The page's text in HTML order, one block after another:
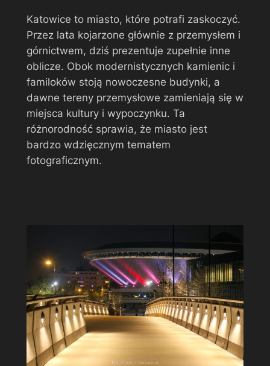
Katowice to miasto, które potrafi zaskoczyć.
Przez lata kojarzone głównie z przemysłem i
górnictwem, dziś prezentuje zupełnie inne
oblicze. Obok modernistycznych kamienic i
familoków stoją nowoczesne budynki, a
dawne tereny przemysłowe zamieniają się w
miejsca kultury i wypoczynku. Ta
różnorodność sprawia, że miasto jest
bardzo wdzięcznym tematem
fotograficznym.